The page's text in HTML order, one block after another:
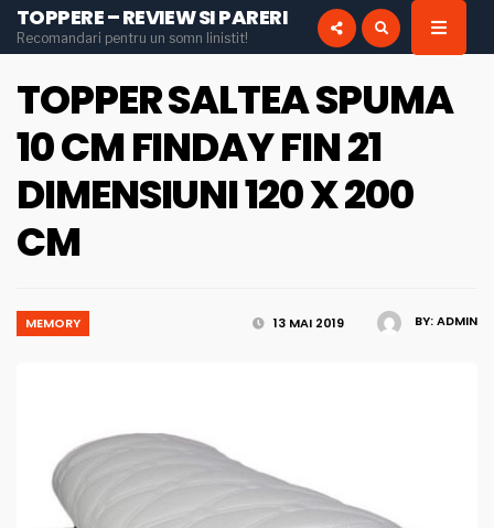
INSTAGRAM PINTEREST
for:
TOPPERE – REVIEW SI PARERI
Recomandari pentru un somn linistit!
TOPPER SALTEA SPUMA
10 CM FINDAY FIN 21
DIMENSIUNI 120 X 200
CM
BY:ADMIN
13 MAI 2019
MEMORY